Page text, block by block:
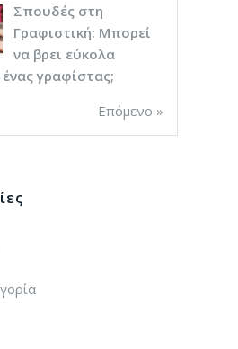
Σπουδές στη
Γραφιστική: Μπορεί
να βρει εύκολα
γραφίστας;
Επόμενο »